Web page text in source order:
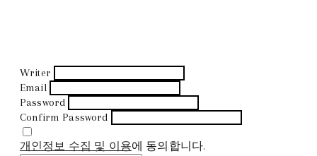
Writer
Email
Password
Confirm Password
개인정보 수집 및 이용에 동의합니다.